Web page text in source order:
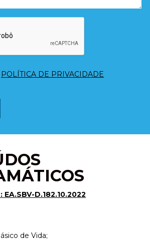
POLÍTICA DE PRIVACIDADE
D.182.10.2022
de Vida;